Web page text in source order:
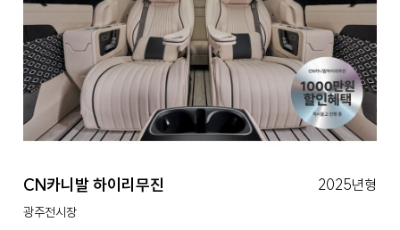
CN카니발 하이리무진 2025년형
광주전시장